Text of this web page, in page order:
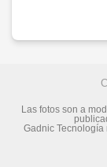
Las fotos son a
Gadnic Tecnología